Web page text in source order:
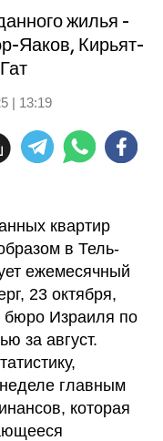
жилья -
Яаков, Кирьят-
| 13:19
квартир
в Тель-
ежемесячный
23 октября,
бюро Израиля по
за август.
главным
которая